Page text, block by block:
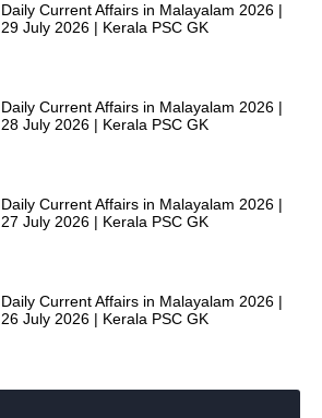
Daily Current Affairs in Malayalam 2026 |
29 July 2026 | Kerala PSC GK
Daily Current Affairs in Malayalam 2026 |
28 July 2026 | Kerala PSC GK
Daily Current Affairs in Malayalam 2026 |
27 July 2026 | Kerala PSC GK
Daily Current Affairs in Malayalam 2026 |
26 July 2026 | Kerala PSC GK